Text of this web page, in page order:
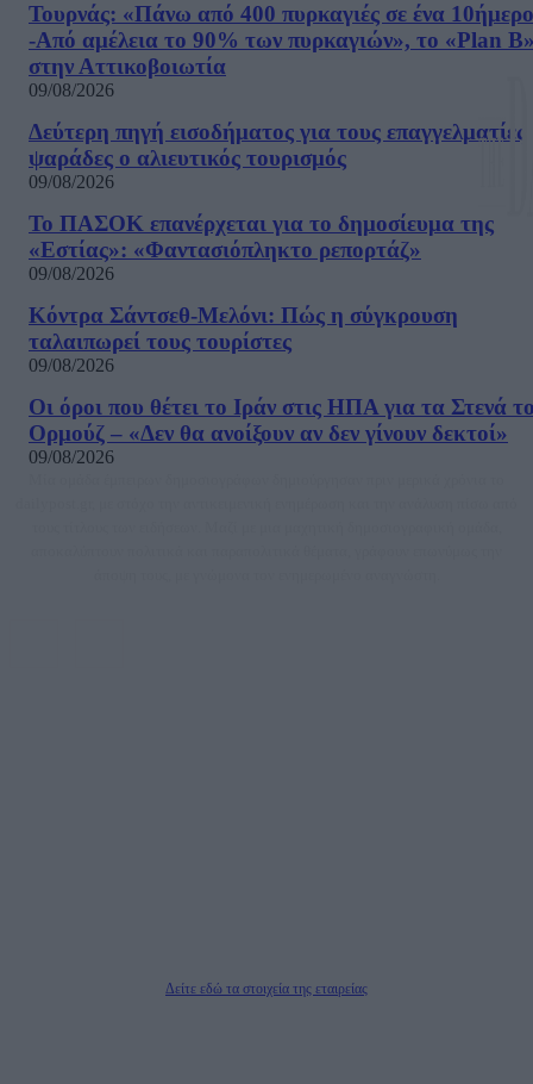
Τουρνάς: «Πάνω από 400 πυρκαγιές σε ένα 10ήμερο
-Από αμέλεια το 90% των πυρκαγιών», το «Plan
στην Αττικοβοιωτία
09/08/2026
Δεύτερη πηγή εισοδήματος για τους επαγγελματίες
ψαράδες ο αλιευτικός τουρισμός
09/08/2026
Το ΠΑΣΟΚ επανέρχεται για το δημοσίευμα της
«Εστίας»: «Φαντασιόπληκτο ρεπορτάζ»
09/08/2026
Κόντρα Σάντσεθ-Μελόνι: Πώς η σύγκρουση
ταλαιπωρεί τους τουρίστες
09/08/2026
Οι όροι που θέτει το Ιράν στις ΗΠΑ για τα Στενά
Ορμούζ – «Δεν θα ανοίξουν αν δεν γίνουν δεκτοί»
09/08/2026
Δείτε εδώ τα στοιχεία της εταιρείας